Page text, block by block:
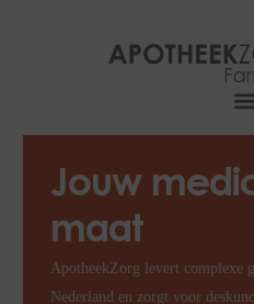
Jouw
maat
ApotheekZorg levert complexe
Nederland en zorgt voor